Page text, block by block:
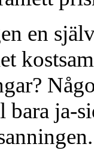
en
bara